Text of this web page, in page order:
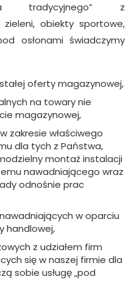
tradycyjnego” z
obiekty sportowe,
osłonami świadczymy
oferty magazynowej,
na towary nie
magazynowej,
zakresie właściwego
dla tych z Państwa,
montaż instalacji
nawadniającego wraz
odnośnie prac
w oparciu
handlowej,
z udziałem firm
się w naszej firmie dla
sobie usługę „pod